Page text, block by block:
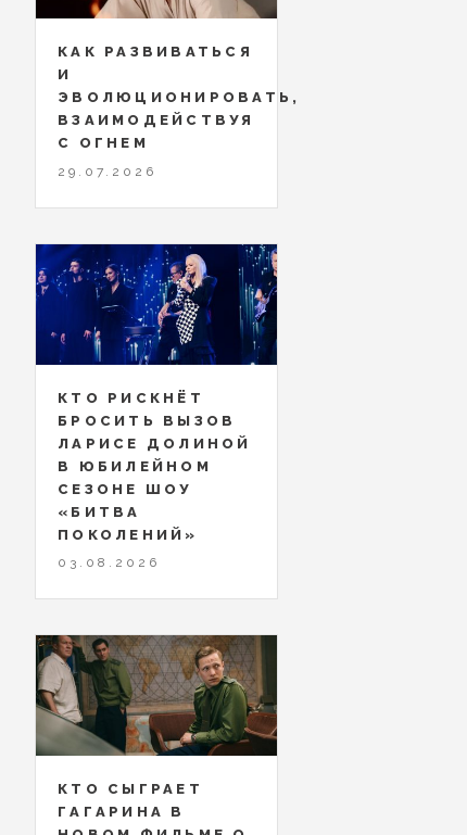
КАК РАЗВИВАТЬСЯ
И
ЭВОЛЮЦИОНИРОВАТЬ,
ВЗАИМОДЕЙСТВУЯ
С ОГНЕМ
29.07.2026
КТО РИСКНЁТ
БРОСИТЬ ВЫЗОВ
ЛАРИСЕ ДОЛИНОЙ
В ЮБИЛЕЙНОМ
СЕЗОНЕ ШОУ
«БИТВА
ПОКОЛЕНИЙ»
03.08.2026
КТО СЫГРАЕТ
ГАГАРИНА В